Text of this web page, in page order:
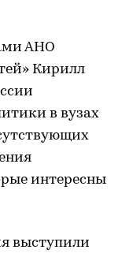
АНО
Кирилл
в вузах
интересны
выступили